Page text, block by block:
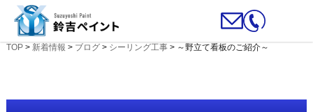
TOP> 新着情報 > ブログ> シーリング工事> ～野立て看板のご紹介～